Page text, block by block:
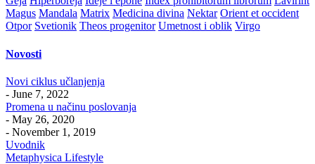
Magus Mandala Matrix Medicina divina Nektar Orient et occident
Otpor Svetionik Theos progenitor Umetnost i oblik Virgo
Novosti
Novi ciklus učlanjenja
- June 7, 2022
Promena u načinu poslovanja
- May 26, 2020
- November 1, 2019
Uvodnik
Metaphysica Lifestyle